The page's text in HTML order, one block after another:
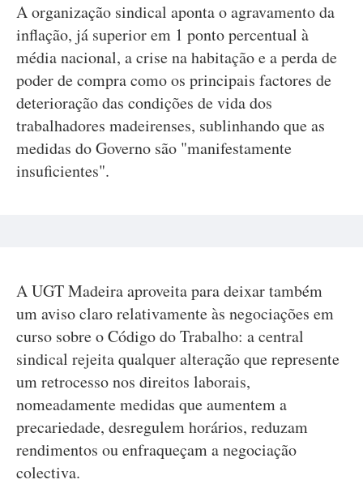
A organização sindical aponta o agravamento da
inflação, já superior em 1 ponto percentual à
média nacional, a crise na habitação e a perda de
poder de compra como os principais factores de
deterioração das condições de vida dos
trabalhadores madeirenses, sublinhando que as
medidas do Governo são "manifestamente
insuficientes".
A UGT Madeira aproveita para deixar também
um aviso claro relativamente às negociações em
curso sobre o Código do Trabalho: a central
sindical rejeita qualquer alteração que represente
um retrocesso nos direitos laborais,
nomeadamente medidas que aumentem a
precariedade, desregulem horários, reduzam
rendimentos ou enfraqueçam a negociação
colectiva.